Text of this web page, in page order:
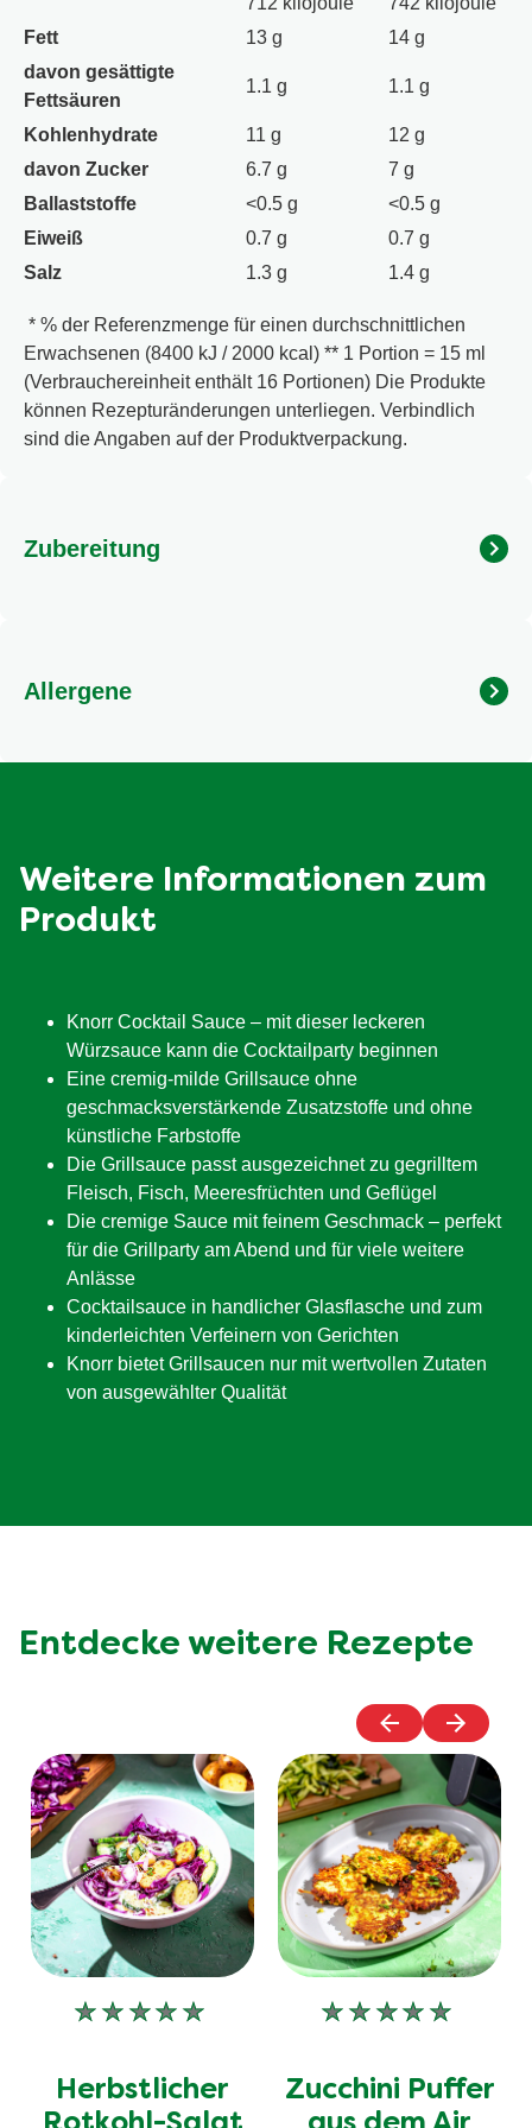
Antioxidationsmittel (Calcium-Dinatrium-EDTA).
Fett
13 g 14 g
davon gesättigte
Fettsäuren
1.1 g 1.1 g
Kohlenhydrate 11 g 12 g
davon Zucker
6.7 g 7 g
Ballaststoffe
<0.5 g <0.5 g
Eiweiß
0.7 g 0.7 g
Salz
1.3 g 1.4 g
* % der Referenzmenge für einen durchschnittlichen
Erwachsenen (8400 kJ / 2000 kcal) ** 1 Portion = 15 ml
(Verbrauchereinheit enthält 16 Portionen) Die Produkte
können Rezepturänderungen unterliegen. Verbindlich
sind die Angaben auf der Produktverpackung.
Zubereitung
Allergene
Enthält Gluten, Ei, Fisch, Milch und Senf.
Weitere Informationen zum
Produkt
Knorr Cocktail Sauce – mit dieser leckeren
Würzsauce kann die Cocktailparty beginnen
Eine cremig-milde Grillsauce ohne
geschmacksverstärkende Zusatzstoffe und ohne
künstliche Farbstoffe
Die Grillsauce passt ausgezeichnet zu gegrilltem
Fleisch, Fisch, Meeresfrüchten und Geflügel
Die cremige Sauce mit feinem Geschmack – perfekt
für die Grillparty am Abend und für viele weitere
Anlässe
Cocktailsauce in handlicher Glasflasche und zum
kinderleichten Verfeinern von Gerichten
Knorr bietet Grillsaucen nur mit wertvollen Zutaten
von ausgewählter Qualität
Entdecke weitere Rezepte
Keine
dieses
recipe
Herbstlicher
Keine
dieses
recipe
Zucchini Puffer